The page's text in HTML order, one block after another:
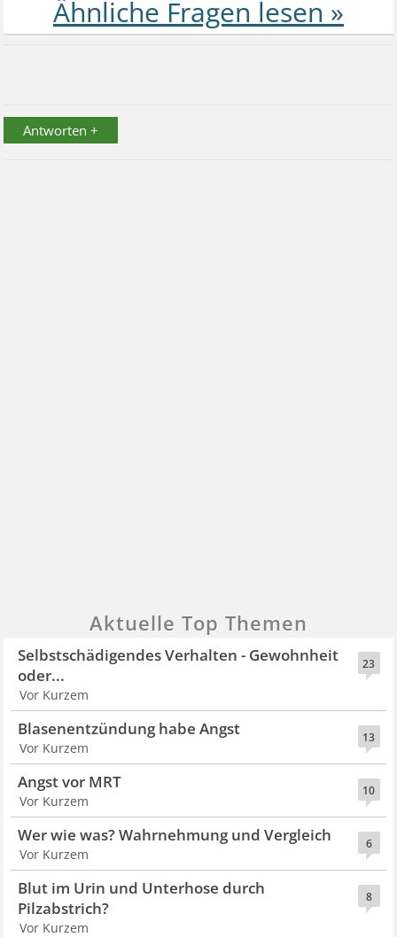
Antworten +
Aktuelle Top Themen
23
Selbstschädigendes Verhalten - Gewohnheit
oder...
Vor Kurzem
13
Blasenentzündung habe Angst
Vor Kurzem
10
Angst vor MRT
Vor Kurzem
6
Wer wie was? Wahrnehmung und Vergleich
Vor Kurzem
8
Blut im Urin und Unterhose durch
Pilzabstrich?
Vor Kurzem